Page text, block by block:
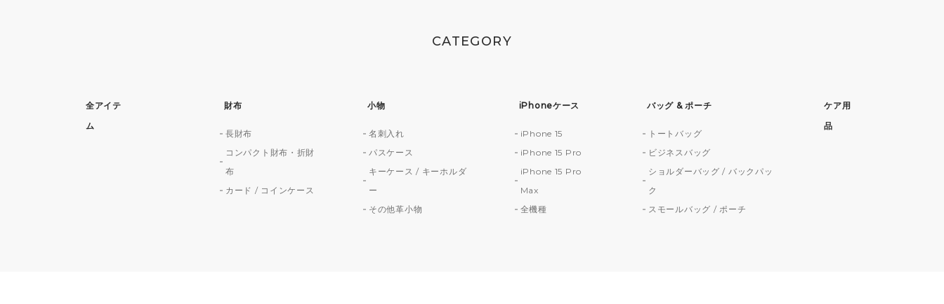
CATEGORY
全アイテ
ム
財布
長財布
コンパクト財布・折財
布
カード / コインケース
小物
名刺入れ
パスケース
キーケース / キーホルダ
ー
その他革小物
iPhoneケース
iPhone 15
iPhone 15 Pro
iPhone 15 Pro
Max
全機種
バッグ & ポーチ
トートバッグ
ビジネスバッグ
ショルダーバッグ / バックパッ
ク
スモールバッグ / ポーチ
ケア用
品